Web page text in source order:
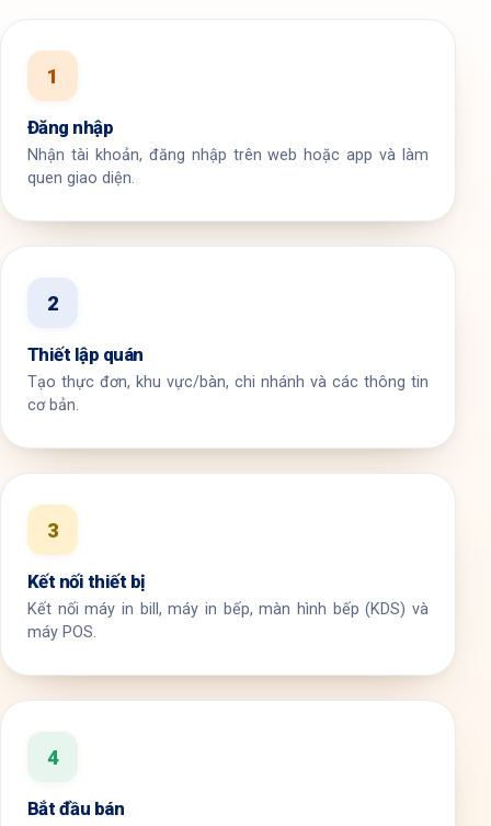
1
Đăng nhập
Nhận tài khoản, đăng nhập trên web hoặc app và làm
quen giao diện.
2
Thiết lập quán
Tạo thực đơn, khu vực/bàn, chi nhánh và các thông tin
cơ bản.
3
Kết nối thiết bị
Kết nối máy in bill, máy in bếp, màn hình bếp (KDS) và
máy POS.
4
Bắt đầu bán